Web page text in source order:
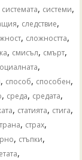
системата, системи,
, следствие,
, сложността,
, смисъл, смърт,
,
, способ, способен,
, среда, средата,
, статията, стига,
, страх,
, стъпки,
,